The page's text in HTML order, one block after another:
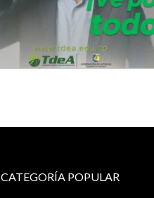
CATEGORÍA POPULAR